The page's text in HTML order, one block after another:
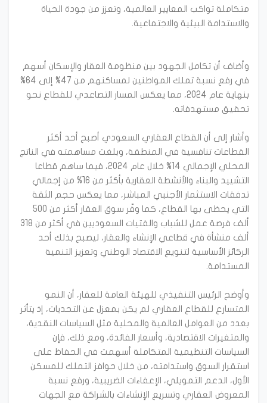
متكاملة تواكب المعايير العالمية، وتعزز من جودة الحياة
وأضاف أن تكامل الجهود بين منظومة العقار والإسكان أسهم
في رفع نسبة تملك المواطنين لمساكنهم من 47% إلى 64%
بنهاية عام 2024، مما يعكس المسار التصاعدي للقطاع نحو
وأشار إلى أن القطاع العقاري السعودي أصبح أحد أكثر
القطاعات تنافسية في المنطقة، وبلغت مساهمته في الناتج
المحلي الإجمالي 14% خلال عام 2024، فيما ساهم قطاعا
التشييد والبناء والأنشطة العقارية بأكثر من 16% من إجمالي
تدفقات الاستثمار الأجنبي المباشر، مما يعكس حجم الثقة
التي يحظى بها القطاع، كما وفّر سوق العقار أكثر من 500
ألف فرصة عمل للشباب والفتيات السعوديين في أكثر من 318
ألف منشأة في قطاعي الإنشاء والعقار، ليصبح بذلك أحد
الركائز الأساسية لتنويع الاقتصاد الوطني وتعزيز التنمية
وأوضح الرئيس التنفيذي للهيئة العامة للعقار، أن النمو
المتسارع للقطاع العقاري لم يكن بمعزل عن التحديات، إذ يتأثر
بعدد من العوامل العالمية والمحلية مثل السياسات النقدية،
والمتغيرات الاقتصادية، وأسعار الفائدة، ومع ذلك، فإن
السياسات التنظيمية المتكاملة أسهمت في الحفاظ على
استقرار السوق واستدامته، من خلال حوافز التملك للمسكن
الأول، الدعم التمويلي، الإعفاءات الضريبية، ورفع نسبة
المعروض العقاري وتسريع الإنشاءات بالشراكة مع الجهات